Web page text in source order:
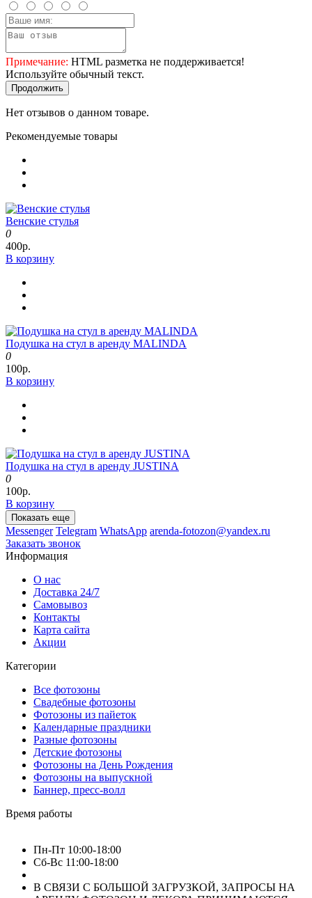
Примечание: HTML разметка не поддерживается!
Используйте обычный текст.
Продолжить
Нет отзывов о данном товаре.
Рекомендуемые товары
Венские стулья
0
400р.
В корзину
Подушка на стул в аренду MALINDA
0
100р.
В корзину
Подушка на стул в аренду JUSTINA
0
100р.
В корзину
Показать еще
Messenger Telegram WhatsApp arenda-fotozon@yandex.ru
Заказать звонок
Информация
О нас
Доставка 24/7
Самовывоз
Контакты
Карта сайта
Акции
Категории
Все фотозоны
Свадебные фотозоны
Фотозоны из пайеток
Календарные праздники
Разные фотозоны
Детские фотозоны
Фотозоны на День Рождения
Фотозоны на выпускной
Баннер, пресс-волл
Время работы
Пн-Пт 10:00-18:00
Сб-Вс 11:00-18:00
В СВЯЗИ С БОЛЬШОЙ ЗАГРУЗКОЙ, ЗАПРОСЫ НА